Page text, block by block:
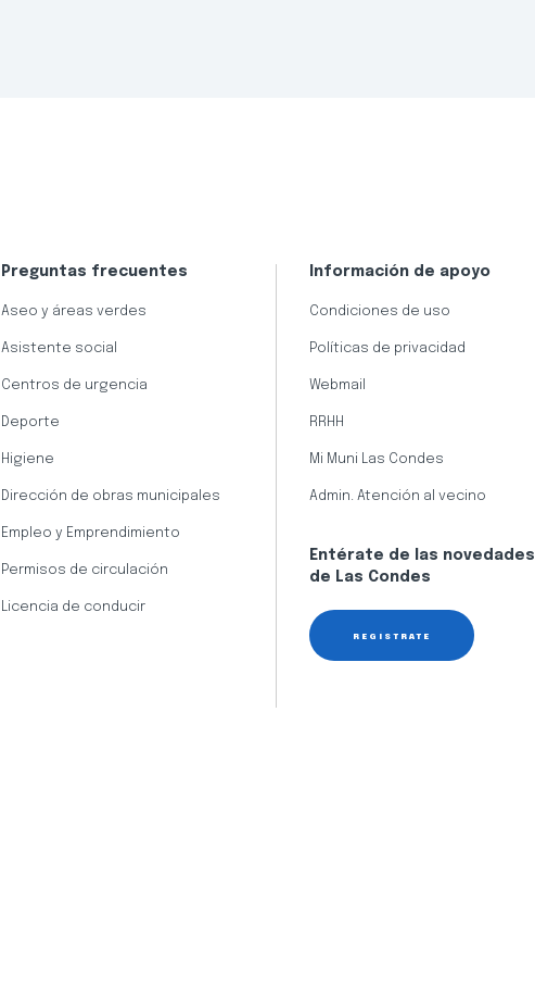
Preguntas frecuentes
Aseo y áreas verdes
Asistente social
Centros de urgencia
Deporte
Higiene
Dirección de obras municipales
Empleo y Emprendimiento
Permisos de circulación
Licencia de conducir
Información de apoyo
Condiciones de uso
Políticas de privacidad
Webmail
RRHH
Mi Muni Las Condes
Admin. Atención al vecino
Entérate de las novedades
de Las Condes
REGÍSTRATE